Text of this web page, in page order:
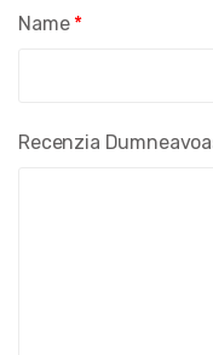
Recenzia
Name *